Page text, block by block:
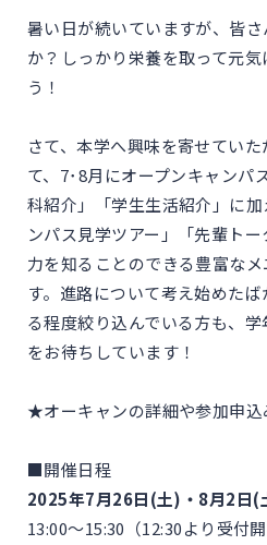
暑い日が続いていますが、皆
か？しっかり栄養を取って元
う！
さて、本学へ興味を寄せてい
て、7･8月にオープンキャンパ
科紹介」「学生生活紹介」に
ンパス見学ツアー」「先輩ト
力を知ることのできる豊富な
す。進路について考え始めた
る程度絞り込んでいる方も、
をお待ちしています！
★オーキャンの詳細や参加申込
■開催日程
2025年7月26日(土)・8月2日(
13:00～15:30（12:30より受付開